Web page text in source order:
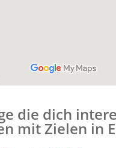
die dich
mit Zielen in